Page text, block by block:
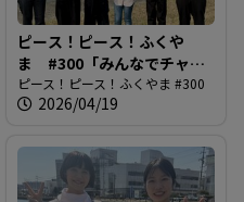
ピース！ピース！ふくや
ま #300「みんなでチャレ
ンジ！福山夢・未来開花プ
ロジェクト」
ピース！ピース！ふくやま #300
2026/04/19